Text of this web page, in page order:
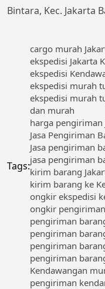
Bintara, Kec. Jakarta
Tags:
cargo murah
ekspedisi Jakarta
ekspedisi
ekspedisi murah
ekspedisi murah
dan murah
harga pengiriman
Jasa Pengiriman
Jasa pengiriman
jasa pengiriman
kirim barang
kirim barang ke
ongkir ekspedisi
ongkir
pengiriman
pengiriman
pengiriman
pengiriman
Kendawangan
pengiriman